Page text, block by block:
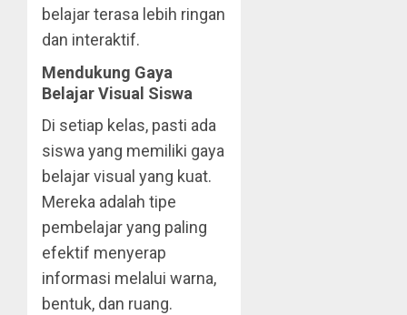
belajar terasa lebih ringan
dan interaktif.
Mendukung Gaya
Belajar Visual Siswa
Di setiap kelas, pasti ada
siswa yang memiliki gaya
belajar visual yang kuat.
Mereka adalah tipe
pembelajar yang paling
efektif menyerap
informasi melalui warna,
bentuk, dan ruang.